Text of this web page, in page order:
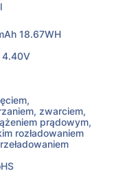
18.67WH
4.40V
zwarciem,
prądowym,
rozładowaniem